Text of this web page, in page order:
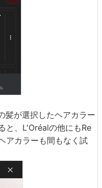
髪が選択したヘアカラー
と、L'Oréalの他にもRe
アカラーも間もなく試